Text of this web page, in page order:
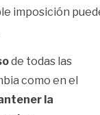
imposición
de todas las
como en el
la